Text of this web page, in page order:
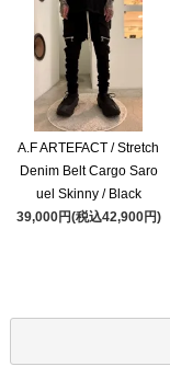
A.F ARTEFACT / Stretch
Denim Belt Cargo Saro
uel Skinny / Black
39,000円(税込42,900円)